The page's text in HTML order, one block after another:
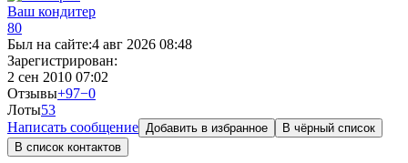
Ваш кондитер
80
Был на сайте:4 авг 2026 08:48
Зарегистрирован:
2 сен 2010 07:02
Отзывы+97−0
Лоты53
Написать сообщение Добавить в избранное
В чёрный список
В список контактов